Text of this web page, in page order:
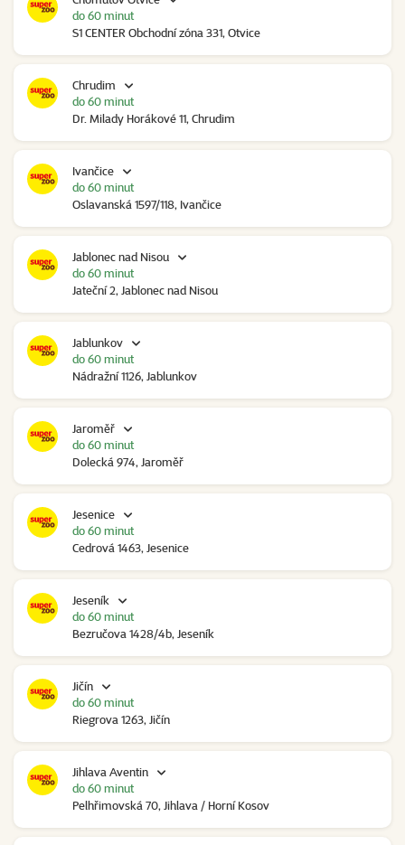
S1 CENTER Obchodní zóna 331, Otvice
do 60 minut
Chrudim
Dr. Milady Horákové 11, Chrudim
do 60 minut
Ivančice
Oslavanská 1597/118, Ivančice
do 60 minut
Jablonec nad Nisou
Jateční 2, Jablonec nad Nisou
do 60 minut
Jablunkov
Nádražní 1126, Jablunkov
do 60 minut
Jaroměř
Dolecká 974, Jaroměř
do 60 minut
Jesenice
Cedrová 1463, Jesenice
do 60 minut
Jeseník
Bezručova 1428/4b, Jeseník
do 60 minut
Jičín
Riegrova 1263, Jičín
do 60 minut
Jihlava Aventin
Pelhřimovská 70, Jihlava / Horní Kosov
do 60 minut